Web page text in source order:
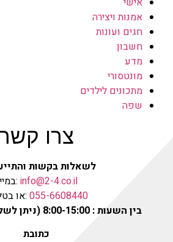
אמנות ויצירה
חגים ועונות
חשבון
מדע
מונטסורי
מתכונים לילדים
שפה
צרו
לשאלות בקשות
info@2-4.co.il
055-6608440 :או
בין השעות : 8:00-15:00 (ניתן לשלוח גם וואטסאפ)
כתובת